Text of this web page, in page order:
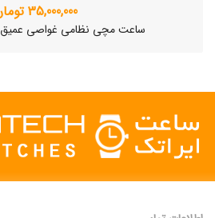
35,000,000 تومان
ساعت مچی نظامی غواصی عمیق CB-1000-S-KBS